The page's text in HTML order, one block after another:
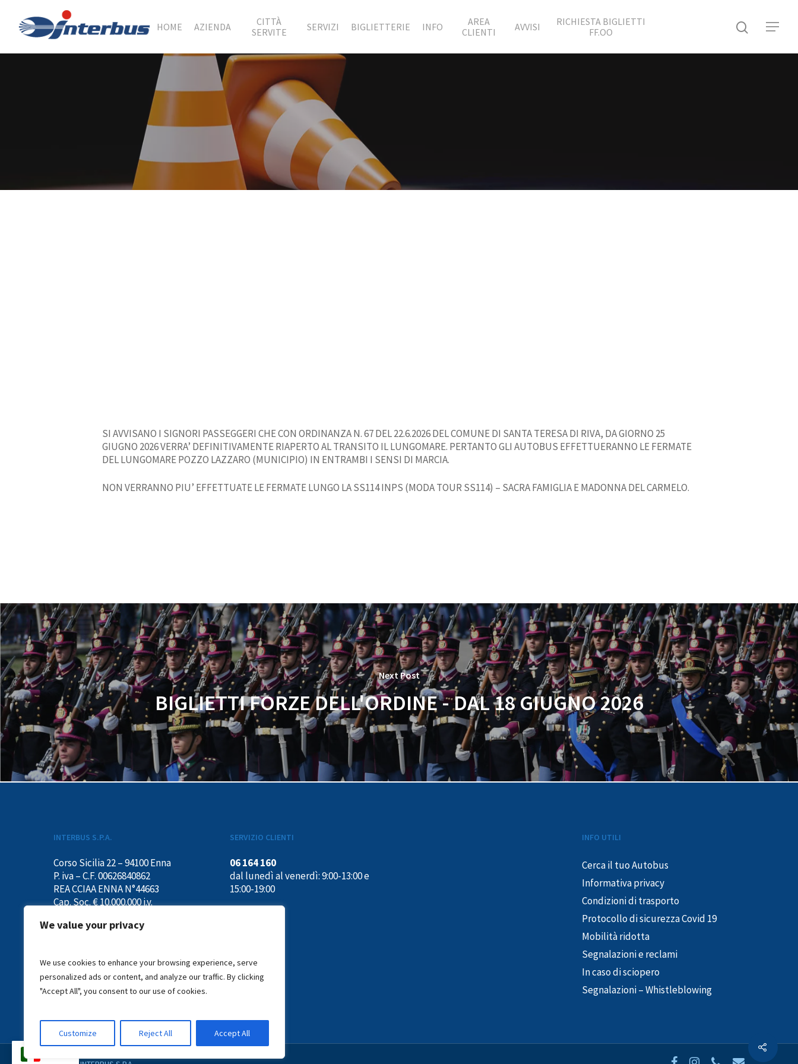
We value your privacy
We use cookies to enhance your browsing experience, serve
personalized ads or content, and analyze our traffic. By clicking
"Accept All", you consent to our use of cookies.
Customize Reject All Accept All
HOME AZIENDA
CITTÀ
SERVITE
SERVIZI BIGLIETTERIE INFO
AREA
CLIENTI
AVVISI
RICHIESTA BIGLIETTI
FF.OO
SI AVVISANO I SIGNORI PASSEGGERI CHE CON ORDINANZA N. 67 DEL 22.6.2026 DEL COMUNE DI SANTA TERESA DI RIVA, DA GIORNO 25
GIUGNO 2026 VERRA’ DEFINITIVAMENTE RIAPERTO AL TRANSITO IL LUNGOMARE. PERTANTO GLI AUTOBUS EFFETTUERANNO LE FERMATE
DEL LUNGOMARE POZZO LAZZARO (MUNICIPIO) IN ENTRAMBI I SENSI DI MARCIA.
NON VERRANNO PIU’ EFFETTUATE LE FERMATE LUNGO LA SS114 INPS (MODA TOUR SS114) – SACRA FAMIGLIA E MADONNA DEL CARMELO.
Next Post
BIGLIETTI FORZE DELL'ORDINE - DAL 18 GIUGNO 2026
INTERBUS S.P.A.
Corso Sicilia 22 – 94100 Enna
P. iva – C.F. 00626840862
REA CCIAA ENNA N°44663
Cap. Soc. € 10.000.000 i.v.
info@interbus.it
SERVIZIO CLIENTI
06 164 160
dal lunedì al venerdì: 9:00-13:00 e
15:00-19:00
INFO UTILI
Cerca il tuo Autobus
Informativa privacy
Condizioni di trasporto
Protocollo di sicurezza Covid 19
Mobilità ridotta
Segnalazioni e reclami
In caso di sciopero
Segnalazioni – Whistleblowing
Cerca il tuo Autobus
Condizioni di trasporto